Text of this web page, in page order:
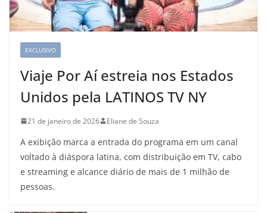
EXCLUSIVO
Viaje Por Aí estreia nos Estados
Unidos pela LATINOS TV NY
21 de janeiro de 2026 Eliane de Souza
A exibição marca a entrada do programa em um canal
voltado à diáspora latina, com distribuição em TV, cabo
e streaming e alcance diário de mais de 1 milhão de
pessoas.